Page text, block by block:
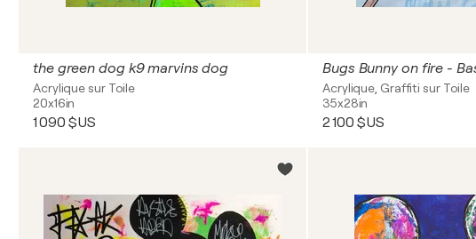
the green dog k9 marvins dog
Acrylique sur Toile
20x16in
1 090 $US
Acrylique, Graffiti sur Toile
35x28in
2 100 $US